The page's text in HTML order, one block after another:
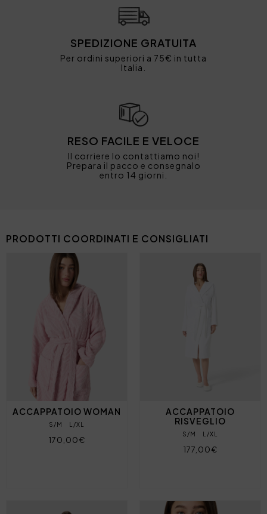
SPEDIZIONE GRATUITA
Per ordini superiori a 75€ in tutta
Italia.
RESO FACILE E VELOCE
Il corriere lo contattiamo noi!
Prepara il pacco e consegnalo
entro 14 giorni.
PRODOTTI COORDINATI E CONSIGLIATI
ACCAPPATOIO WOMAN
S/M L/XL
170,00€
ACCAPPATOIO
RISVEGLIO
S/M L/XL
177,00€